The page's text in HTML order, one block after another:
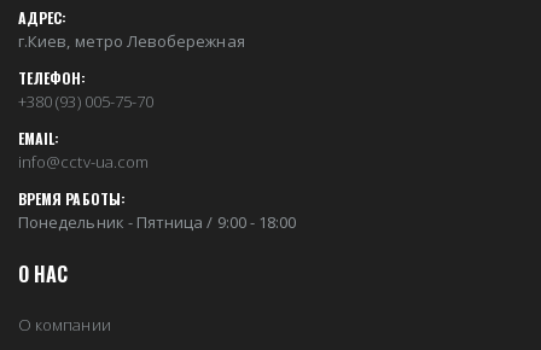
АДРЕС:
г.Киев, метро Левобережная
ТЕЛЕФОН:
+380 (93) 005-75-70
EMAIL:
info@cctv-ua.com
ВРЕМЯ РАБОТЫ:
Понедельник - Пятница / 9:00 - 18:00
О НАС
О компании